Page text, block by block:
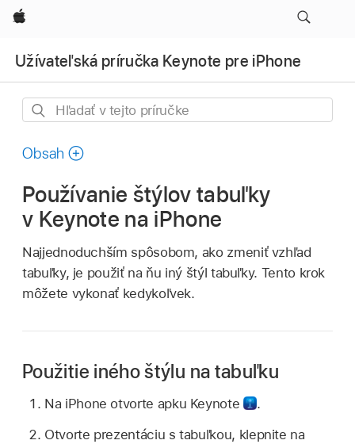
Apple
Užívateľská príručka Keynote pre iPhone
Hľadať
príručke
Obsah
Používanie štýlov tabuľky
v Keynote na iPhone
Najjednoduchším spôsobom, ako zmeniť vzhľad
tabuľky, je použiť na ňu iný štýl tabuľky. Tento krok
môžete vykonať kedykoľvek.
Použitie iného štýlu na tabuľku
Na iPhone otvorte apku Keynote
.
Otvorte prezentáciu s tabuľkou, klepnite na